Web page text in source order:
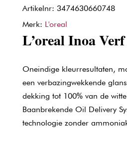
Artikelnr: 3474630660748
Merk: L'oreal
L’oreal Inoa
Oneindige kleurresultaten,
een verbazingwekkende
dekking tot 100% van de witte
Baanbrekende Oil Delivery
technologie zonder